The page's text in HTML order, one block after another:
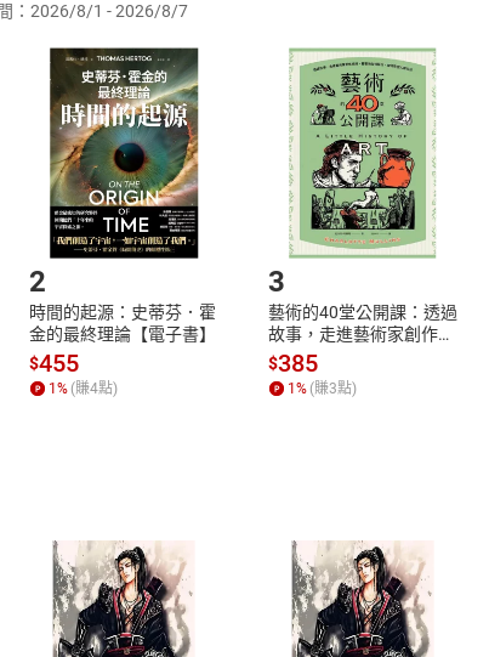
鋪之商品即代表知悉本店鋪所銷售之商品為電子書，
不得請求退貨退款。
單或辦理退貨時，請登入樂天市場，並於「我的訂單
申請進行審核，待審核通過後將為您辦理退款事宜。
整筆訂單為單位進行取消/退貨，恕無法以單支商品取
放入購物車
Shopping cart
登入帳號
Login
使用？
載具 Step2.登入
：2026/8/1 - 2026/8/7
2
時間的起源：史蒂芬．霍
金的最終理論【電子書】
$455
1% (賺4點)
3
藝術的40堂公開課：透過
故事，走進藝術家創作現
場，看藝術如何誕生、如
何形塑人類生活【電子
書】
$385
1% (賺3點)